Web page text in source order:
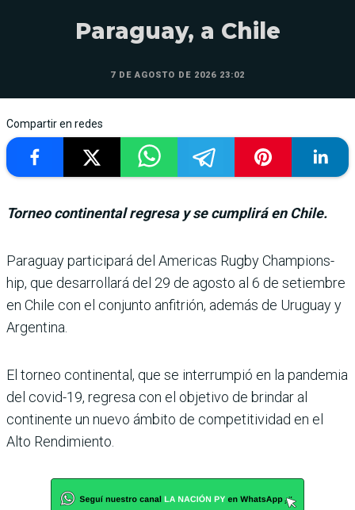
Paraguay, a Chile
7 DE AGOSTO DE 2026 23:02
Compartir en redes
Torneo continental regresa y se cumplirá en Chile.
Paraguay participará del Americas Rugby Champions­
hip, que desarrollará del 29 de agosto al 6 de setiembre
en Chile con el conjunto anfi­trión, además de Uruguay y
Argentina.
El torneo continental, que se interrumpió en la pan­demia
del covid-19, regresa con el objetivo de brindar al
continente un nuevo ámbito de competitividad en el
Alto Rendimiento.